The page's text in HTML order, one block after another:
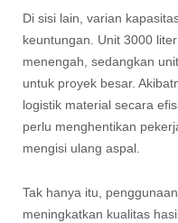
Di sisi lain, varian
keuntungan. Unit 3000
menengah, sedangkan
untuk proyek besar.
logistik material secara
perlu menghentikan
mengisi ulang aspal.
Tak hanya itu,
meningkatkan kualitas